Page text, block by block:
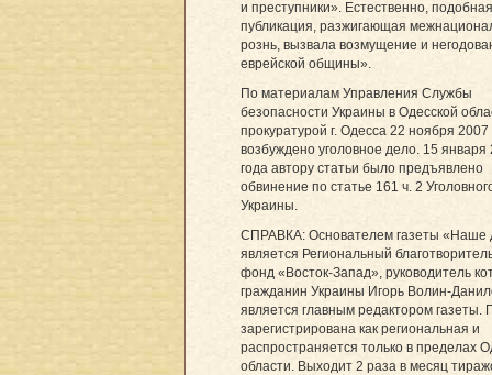
и преступники». Естественно, подобная
публикация, разжигающая
рознь, вызвала возмущение и
еврейской общины».
По материалам Управления Службы
безопасности Украины в Одесской
прокуратурой г. Одесса 22 ноября 2007
возбуждено уголовное дело. 15 января
года автору статьи было предъявлено
обвинение по статье 161 ч. 2
Украины.
СПРАВКА: Основателем газеты «Наше
является Региональный
фонд «Восток-Запад», руководитель
гражданин Украины Игорь Волин-
является главным редактором газеты.
зарегистрирована как региональная и
распространяется только в пределах
области. Выходит 2 раза в месяц